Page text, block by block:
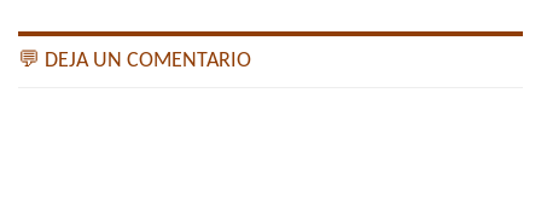
💬 DEJA UN COMENTARIO